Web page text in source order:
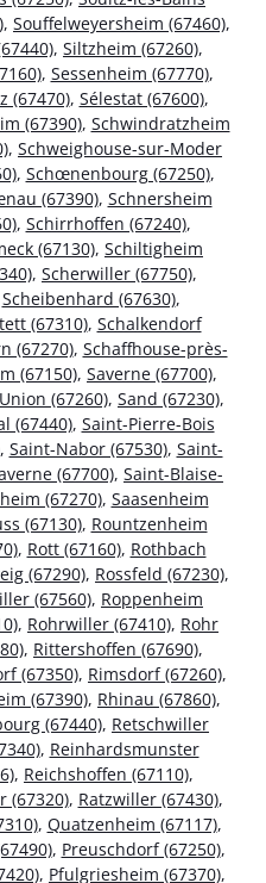
, Souffelweyersheim (67460),
, Siltzheim (67260),
, Sessenheim (67770),
(67470), Sélestat (67600),
(67390), Schwindratzheim
, Schweighouse-sur-Moder
, Schœnenbourg (67250),
(67390), Schnersheim
, Schirrhoffen (67240),
(67130), Schiltigheim
, Scherwiller (67750),
Scheibenhard (67630),
(67310), Schalkendorf
(67270), Schaffhouse-près-
(67150), Saverne (67700),
(67260), Sand (67230),
(67440), Saint-Pierre-Bois
, Saint-Nabor (67530), Saint-
(67700), Saint-Blaise-
(67270), Saasenheim
(67130), Rountzenheim
, Rott (67160), Rothbach
(67290), Rossfeld (67230),
(67560), Roppenheim
, Rohrwiller (67410), Rohr
, Rittershoffen (67690),
(67350), Rimsdorf (67260),
(67390), Rhinau (67860),
(67440), Retschwiller
, Reinhardsmunster
, Reichshoffen (67110),
(67320), Ratzwiller (67430),
, Quatzenheim (67117),
, Preuschdorf (67250),
, Pfulgriesheim (67370),